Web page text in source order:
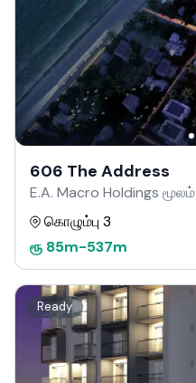
606 The Address
E.A. Macro Holdings மூலம்
கொழும்பு 3
ரூ 85m-537m
Ready